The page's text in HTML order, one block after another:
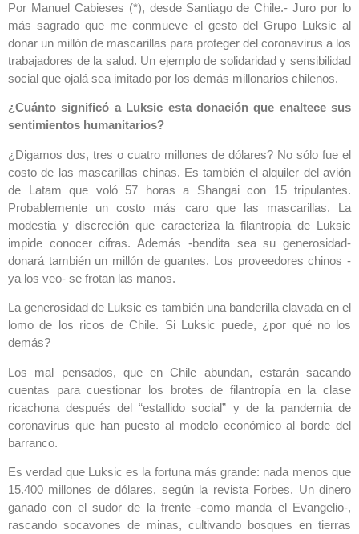
Por Manuel Cabieses (*), desde Santiago de Chile.- Juro por lo
más sagrado que me conmueve el gesto del Grupo Luksic al
donar un millón de mascarillas para proteger del coronavirus a los
trabajadores de la salud. Un ejemplo de solidaridad y sensibilidad
social que ojalá sea imitado por los demás millonarios chilenos.
¿Cuánto significó a Luksic esta donación que enaltece sus
sentimientos humanitarios?
¿Digamos dos, tres o cuatro millones de dólares? No sólo fue el
costo de las mascarillas chinas. Es también el alquiler del avión
de Latam que voló 57 horas a Shangai con 15 tripulantes.
Probablemente un costo más caro que las mascarillas. La
modestia y discreción que caracteriza la filantropía de Luksic
impide conocer cifras. Además -bendita sea su generosidad-
donará también un millón de guantes. Los proveedores chinos -
ya los veo- se frotan las manos.
La generosidad de Luksic es también una banderilla clavada en el
lomo de los ricos de Chile. Si Luksic puede, ¿por qué no los
demás?
Los mal pensados, que en Chile abundan, estarán sacando
cuentas para cuestionar los brotes de filantropía en la clase
ricachona después del “estallido social” y de la pandemia de
coronavirus que han puesto al modelo económico al borde del
barranco.
Es verdad que Luksic es la fortuna más grande: nada menos que
15.400 millones de dólares, según la revista Forbes. Un dinero
ganado con el sudor de la frente -como manda el Evangelio-,
rascando socavones de minas, cultivando bosques en tierras